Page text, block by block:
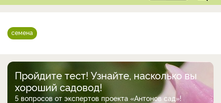
семена
Пройдите тест! Узнайте, насколько вы
хороший садовод!
5 вопросов от экспертов проекта «Антонов сад»!